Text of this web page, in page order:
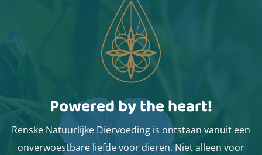
Powered by the heart!
Renske Natuurlijke Diervoeding is ontstaan vanuit een
onverwoestbare liefde voor dieren. Niet alleen voor